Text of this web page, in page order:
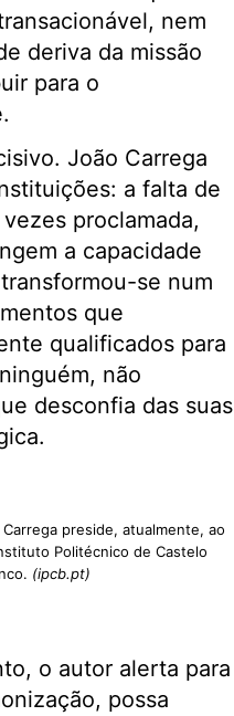
nem
deriva da missão
para o
João Carrega
a falta de
proclamada,
a capacidade
se num
que
qualificados para
não
desconfia das suas
preside, atualmente, ao
Politécnico de Castelo
(ipcb.pt)
o autor alerta para
possa